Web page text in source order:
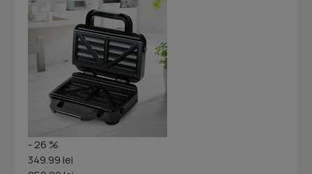
- 26 %
349.99 lei